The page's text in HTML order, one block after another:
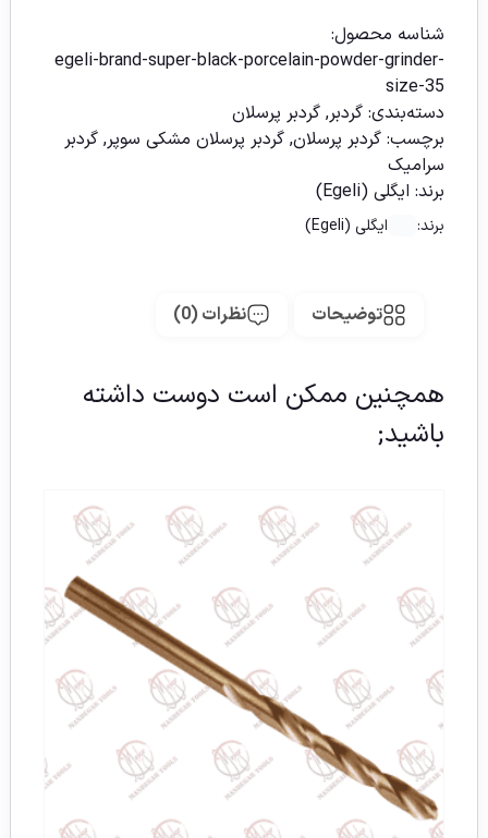
شناسه محصول:
egeli-brand-super-black-porcelain-powder-grinder-
size-35
دسته‌بندی: گردبر, گردبر پرسلان
برچسب: گردبر پرسلان, گردبر پرسلان مشکی سوپر, گردبر
سرامیک
برند: ایگلی (Egeli)
برند: ایگلی (Egeli)
توضیحات نظرات (0)
همچنین ممکن است دوست داشته
باشید;